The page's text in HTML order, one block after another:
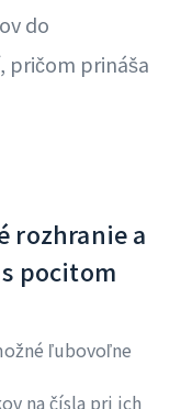
do
pričom prináša
rozhranie a
pocitom
ľubovoľne
na čísla pri ich